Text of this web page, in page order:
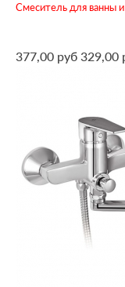
Смеситель для ванны
377,00 руб 329,00